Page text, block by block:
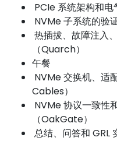
PCIe 系统架构和电
NVMe 子系统的验
热插拔、故障注入
（Quarch）
午餐
NVMe 交换机、适
Cables）
NVMe 协议一致性
（OakGate）
总结、问答和 GRL